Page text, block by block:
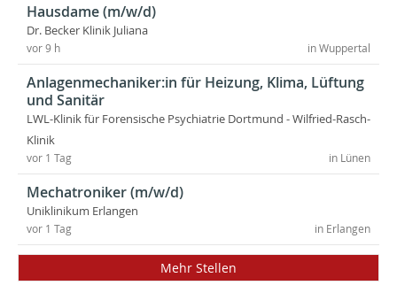
Hausdame (m/w/d)
Dr. Becker Klinik Juliana
in Wuppertal
vor 9 h
Anlagenmechaniker:in für Heizung, Klima, Lüftung
und Sanitär
LWL-Klinik für Forensische Psychiatrie Dortmund - Wilfried-Rasch-
Klinik
in Lünen
vor 1 Tag
Mechatroniker (m/w/d)
Uniklinikum Erlangen
in Erlangen
vor 1 Tag
Mehr Stellen